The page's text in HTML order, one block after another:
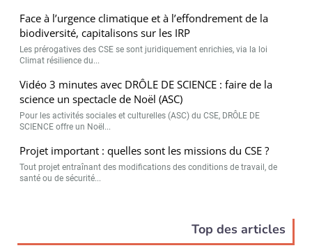
Face à l’urgence climatique et à l’effondrement de la
biodiversité, capitalisons sur les IRP
Les prérogatives des CSE se sont juridiquement enrichies, via la loi
Climat résilience du...
Vidéo 3 minutes avec DRÔLE DE SCIENCE : faire de la
science un spectacle de Noël (ASC)
Pour les activités sociales et culturelles (ASC) du CSE, DRÔLE DE
SCIENCE offre un Noël...
Projet important : quelles sont les missions du CSE ?
Tout projet entraînant des modifications des conditions de travail, de
santé ou de sécurité...
Top des articles